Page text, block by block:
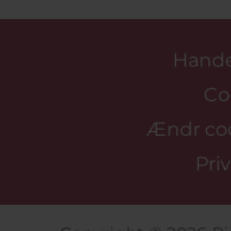
Ændr